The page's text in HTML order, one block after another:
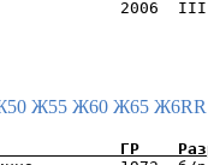
Ж55 Ж60 Ж65 Ж6RR